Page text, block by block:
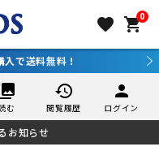
favorite 0
shopping_cart
で送料無料！
む
history
閲覧履歴
person
ログイン
お知らせ